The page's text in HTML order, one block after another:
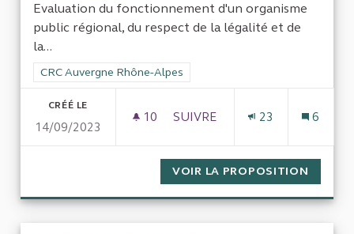
Evaluation du fonctionnement d'un organisme
public régional, du respect de la légalité et de
la...
Filtrer les résultats de la catégorie : CRC Auvergne Rhône-
CRC Auvergne Rhône-Alpes
CRÉÉ LE
14/09/2023
10 10 ABONNÉS
SUIVRE
23 6
VOIR LA PROPOSITION